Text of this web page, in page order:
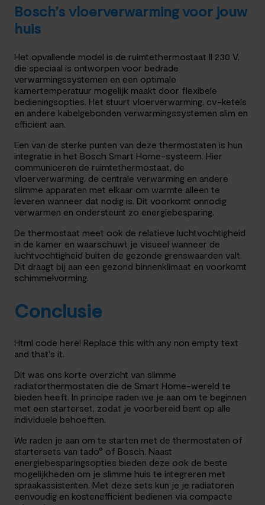
Bosch’s vloerverwarming voor jouw
huis
Het opvallende model is de ruimtethermostaat II 230 V,
die speciaal is ontworpen voor bedrade
verwarmingssystemen en een optimale
kamertemperatuur mogelijk maakt door flexibele
bedieningsopties. Het stuurt vloerverwarming, cv-ketels
en andere kabelgebonden verwarmingssystemen slim en
efficiënt aan.
Een van de sterke punten van deze thermostaten is hun
integratie in het Bosch Smart Home-systeem. Hier
communiceren de ruimtethermostaat, de
vloerverwarming, de centrale verwarming en andere
slimme apparaten met elkaar om warmte alleen te
leveren wanneer dat nodig is. Dit voorkomt onnodig
verwarmen en ondersteunt zo energiebesparing.
De thermostaat meet ook de relatieve luchtvochtigheid
in de kamer en waarschuwt je visueel wanneer de
luchtvochtigheid buiten de gezonde grenswaarden valt.
Dit draagt bij aan een gezond binnenklimaat en voorkomt
schimmelvorming.
Conclusie
Html code here! Replace this with any non empty text
and that's it.
Dit was ons korte overzicht van slimme
radiatorthermostaten die de Smart Home-wereld te
bieden heeft. In principe raden we je aan om te beginnen
met een starterset, zodat je voorbereid bent op alle
individuele behoeften.
We raden je aan om te starten met de thermostaten of
startersets van tado° of Bosch. Naast
energiebesparingsopties bieden deze ook de beste
mogelijkheden om je slimme huis te integreren met
spraakassistenten. Met deze sets kun je je radiatoren
eenvoudig en kostenefficiënt bedienen via compacte